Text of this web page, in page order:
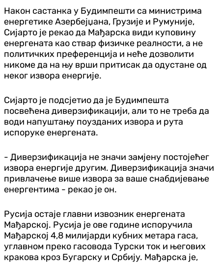
Након састанка у Будимпешти са министрима
енергетике Азербејџана, Грузије и Румуније,
Сијарто је рекао да Мађарска види куповину
енергената као ствар физичке реалности, а не
политичких преференција и неће дозволити
никоме да на њу врши притисак да одустане од
неког извора енергије.
Сијарто је подсјетио да је Будимпешта
посвећена диверзификацији, али то не треба да
води напуштању поузданих извора и рута
испоруке енергената.
- Диверзификација не значи замјену постојећег
извора енергије другим. Диверзификација значи
привлачење више извора за ваше снабдијевање
енергентима - рекао је он.
Русија остаје главни извозник енергената
Мађарској. Русија је ове године испоручила
Мађарској 4,8 милијарди кубних метара гаса,
углавном преко гасовода Турски ток и његових
кракова кроз Бугарску и Србију. Мађарска је,